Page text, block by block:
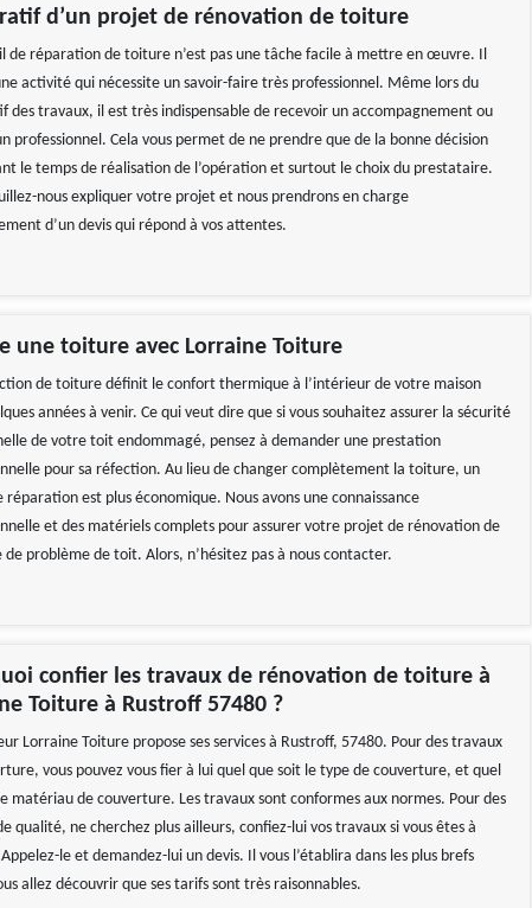
d’un projet de rénovation de toiture
de réparation de toiture n’est pas une tâche facile à mettre en œuvre. Il
activité qui nécessite un savoir-faire très professionnel. Même lors du
des travaux, il est très indispensable de recevoir un accompagnement ou
professionnel. Cela vous permet de ne prendre que de la bonne décision
le temps de réalisation de l’opération et surtout le choix du prestataire.
nous expliquer votre projet et nous prendrons en charge
d’un devis qui répond à vos attentes.
une toiture avec Lorraine Toiture
de toiture définit le confort thermique à l’intérieur de votre maison
années à venir. Ce qui veut dire que si vous souhaitez assurer la sécurité
de votre toit endommagé, pensez à demander une prestation
pour sa réfection. Au lieu de changer complètement la toiture, un
réparation est plus économique. Nous avons une connaissance
et des matériels complets pour assurer votre projet de rénovation de
problème de toit. Alors, n’hésitez pas à nous contacter.
confier les travaux de rénovation de toiture à
Toiture à Rustroff 57480 ?
Lorraine Toiture propose ses services à Rustroff, 57480. Pour des travaux
vous pouvez vous fier à lui quel que soit le type de couverture, et quel
matériau de couverture. Les travaux sont conformes aux normes. Pour des
qualité, ne cherchez plus ailleurs, confiez-lui vos travaux si vous êtes à
le et demandez-lui un devis. Il vous l’établira dans les plus brefs
allez découvrir que ses tarifs sont très raisonnables.